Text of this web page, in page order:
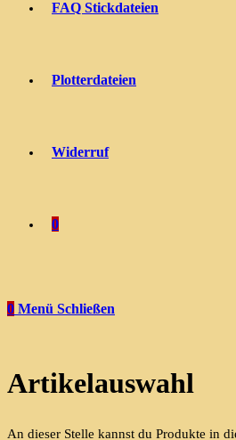
FAQ Stickdateien
Plotterdateien
Widerruf
0
0 Menü Schließen
Artikelauswahl
An dieser Stelle kannst du Produkte in